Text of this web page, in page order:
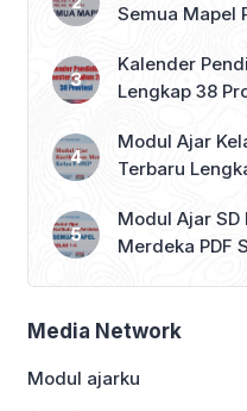
Semua Mapel
Kalender
Lengkap 38
Modul Ajar
Terbaru
Modul Ajar SD
Merdeka PDF
Media Network
Modul ajarku